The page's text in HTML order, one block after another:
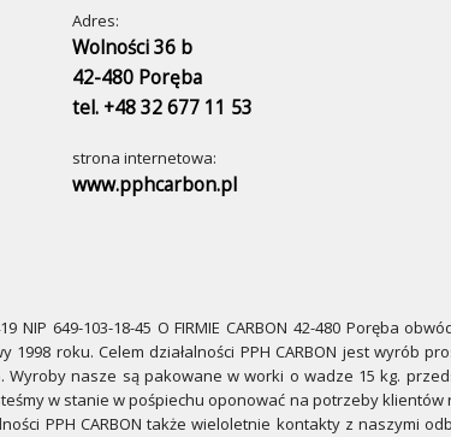
Adres:
Wolności 36 b
42-480 Poręba
tel. +48 32 677 11 53
strona internetowa:
www.pphcarbon.pl
NIP 649-103-18-45 O FIRMIE CARBON 42-480 Poręba
roku. Celem działalności PPH CARBON jest wyrób
nasze są pakowane w worki o wadze 15 kg.
w stanie w pośpiechu oponować na potrzeby
PPH CARBON także wieloletnie kontakty z naszymi